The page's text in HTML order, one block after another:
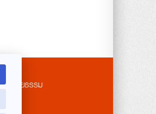
ยนจริยธรรม